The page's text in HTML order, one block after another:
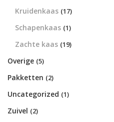
Kruidenkaas (17)
Schapenkaas (1)
Zachte kaas (19)
Overige (5)
Pakketten (2)
Uncategorized (1)
Zuivel (2)